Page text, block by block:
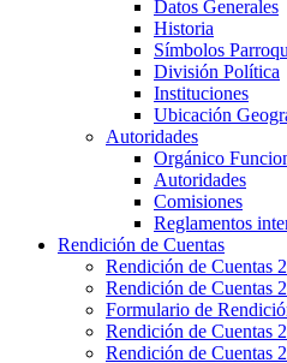
Datos Generales
Historia
Símbolos
División Política
Instituciones
Ubicación
Autoridades
Orgánico
Autoridades
Comisiones
Reglamentos
Rendición de Cuentas
Rendición de Cuentas
Rendición de Cuentas
Formulario de
Rendición de Cuentas
Rendición de Cuentas